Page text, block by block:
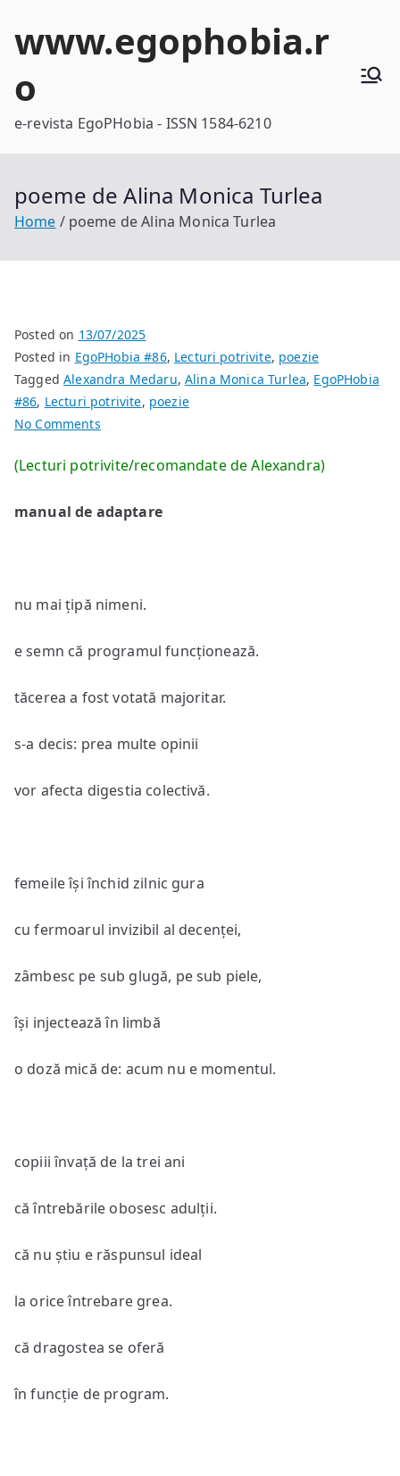
www.egophobia.r
o
e-revista EgoPHobia - ISSN 1584-6210
poeme de Alina Monica Turlea
Home poeme de Alina Monica Turlea
Posted on 13/07/2025
Posted in EgoPHobia #86, Lecturi potrivite, poezie
TaggedAlexandra Medaru,Alina Monica Turlea, EgoPHobia
#86, Lecturi potrivite, poezie
No Commentson
de
Monica
(Lecturi potrivite/recomandate de Alexandra)
manual de adaptare
nu mai țipă nimeni.
e semn că programul funcționează.
tăcerea a fost votată majoritar.
s-a decis: prea multe opinii
vor afecta digestia colectivă.
femeile își închid zilnic gura
cu fermoarul invizibil al decenței,
zâmbesc pe sub glugă, pe sub piele,
își injectează în limbă
o doză mică de: acum nu e momentul.
copiii învață de la trei ani
că întrebările obosesc adulții.
că nu știu e răspunsul ideal
la orice întrebare grea.
că dragostea se oferă
în funcție de program.